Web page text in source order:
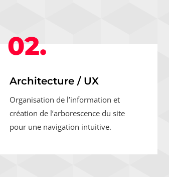
02.
Architecture / UX
Organisation de l’information et
création de l’arborescence du site
pour une navigation intuitive.